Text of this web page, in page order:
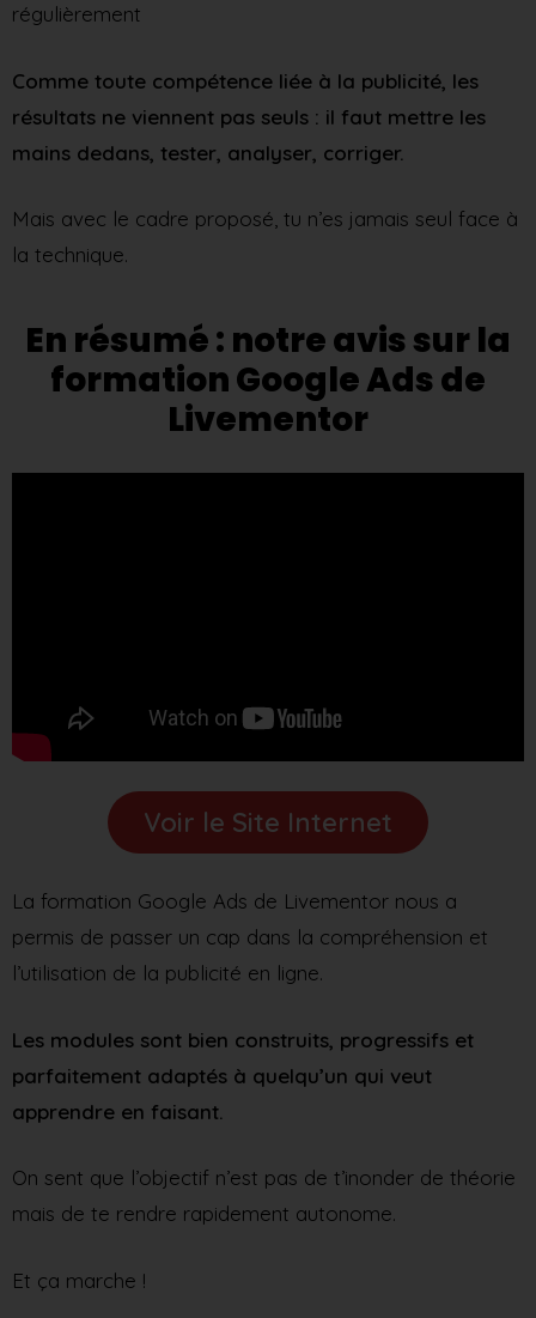
régulièrement
Comme toute compétence liée à la publicité, les
résultats ne viennent pas seuls : il faut mettre les
mains dedans, tester, analyser, corriger.
Mais avec le cadre proposé, tu n’es jamais seul face à
la technique.
En résumé : notre avis sur la
formation Google Ads de
Livementor
Voir le Site Internet
La formation Google Ads de Livementor nous a
permis de passer un cap dans la compréhension et
l’utilisation de la publicité en ligne.
Les modules sont bien construits, progressifs et
parfaitement adaptés à quelqu’un qui veut
apprendre en faisant.
On sent que l’objectif n’est pas de t’inonder de théorie
mais de te rendre rapidement autonome.
Et ça marche !